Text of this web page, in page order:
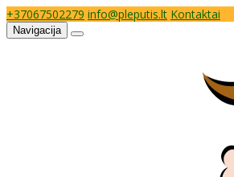
+37067502279 info@pleputis.lt Kontaktai
Navigacija